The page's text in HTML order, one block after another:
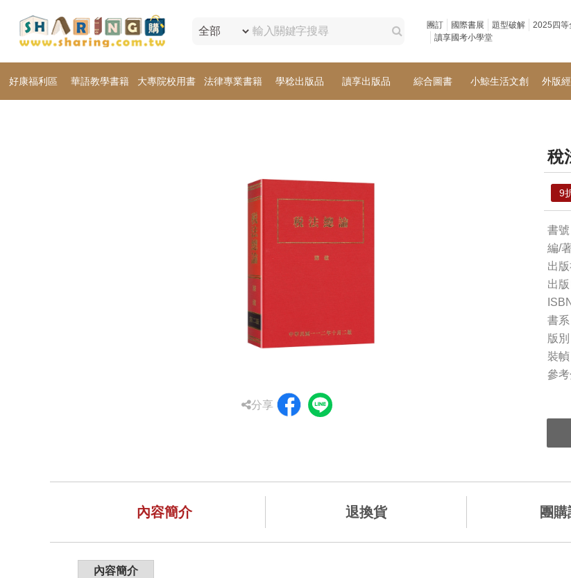
團訂 國際書展 題型破解 2025四等
讀享國考小學堂
好康福利區 華語教學書籍 大專院校用書 法律專業書籍 學稔出版品 讀享出版品 綜合圖書 小鯨生活文創 外版
分享
稅
9
書
編/
出
出
書系
版
裝
參
內容簡介 退換貨 團購
內容簡介